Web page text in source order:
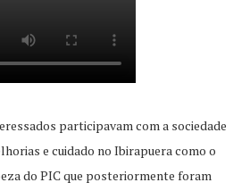
participavam com a sociedade
e cuidado no Ibirapuera como o
do PIC que posteriormente foram